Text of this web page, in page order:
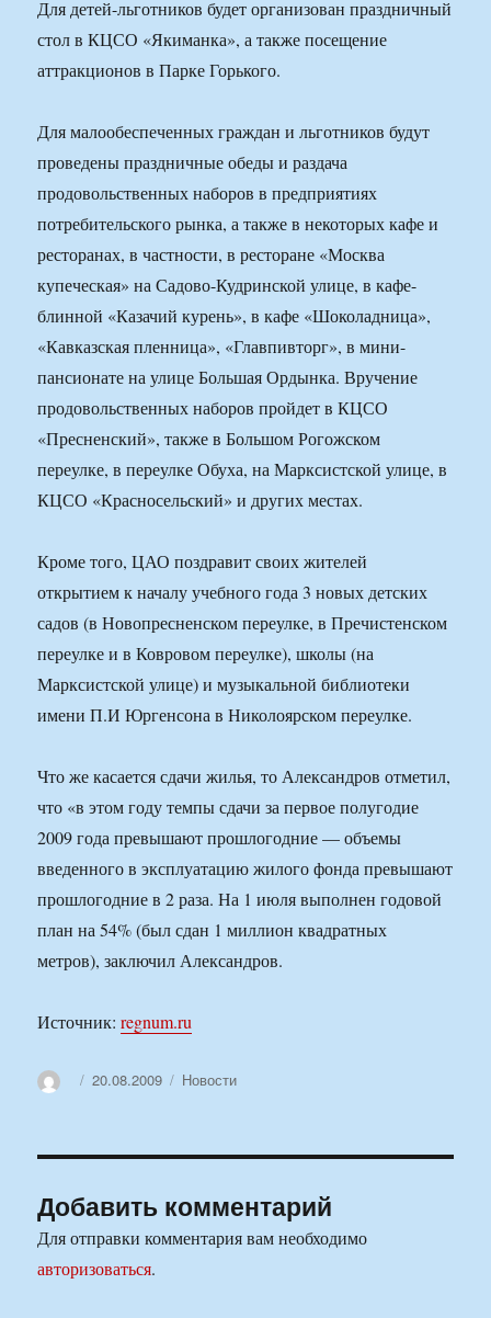
Для детей-льготников будет организован праздничный
стол в КЦСО «Якиманка», а также посещение
аттракционов в Парке Горького.
Для малообеспеченных граждан и льготников будут
проведены праздничные обеды и раздача
продовольственных наборов в предприятиях
потребительского рынка, а также в некоторых кафе и
ресторанах, в частности, в ресторане «Москва
купеческая» на Садово-Кудринской улице, в кафе-
блинной «Казачий курень», в кафе «Шоколадница»,
«Кавказская пленница», «Главпивторг», в мини-
пансионате на улице Большая Ордынка. Вручение
продовольственных наборов пройдет в КЦСО
«Пресненский», также в Большом Рогожском
переулке, в переулке Обуха, на Марксистской улице, в
КЦСО «Красносельский» и других местах.
Кроме того, ЦАО поздравит своих жителей
открытием к началу учебного года 3 новых детских
садов (в Новопресненском переулке, в Пречистенском
переулке и в Ковровом переулке), школы (на
Марксистской улице) и музыкальной библиотеки
имени П.И Юргенсона в Николоярском переулке.
Что же касается сдачи жилья, то Александров отметил,
что «в этом году темпы сдачи за первое полугодие
2009 года превышают прошлогодние — объемы
введенного в эксплуатацию жилого фонда превышают
прошлогодние в 2 раза. На 1 июля выполнен годовой
план на 54% (был сдан 1 миллион квадратных
метров), заключил Александров.
Источник:regnum.ru
АвторОпубликовано
20.08.2009 Рубрики
Новости
Добавить комментарий
Для отправки комментария вам необходимо
авторизоваться.